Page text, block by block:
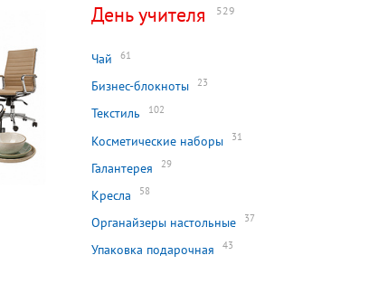
День учителя 529
Чай 61
Бизнес-блокноты 23
Текстиль 102
Косметические наборы 31
Галантерея 29
Кресла 58
Органайзеры настольные 37
Упаковка подарочная 43